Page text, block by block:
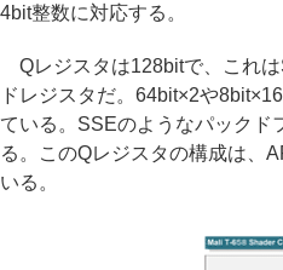
4bit整数に対応する。
Qレジスタは128bitで、これ
ドレジスタだ。64bit×2や
ている。SSEのようなパックド
る。このQレジスタの構成は、
いる。